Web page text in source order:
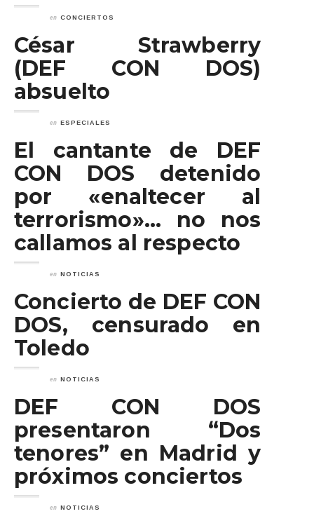
en CONCIERTOS
César Strawberry
(DEF CON DOS)
absuelto
en ESPECIALES
El cantante de DEF
CON DOS detenido
por «enaltecer al
terrorismo»… no nos
callamos al respecto
en NOTICIAS
Concierto de DEF CON
DOS, censurado en
Toledo
en NOTICIAS
DEF CON DOS
presentaron “Dos
tenores” en Madrid y
próximos conciertos
en NOTICIAS